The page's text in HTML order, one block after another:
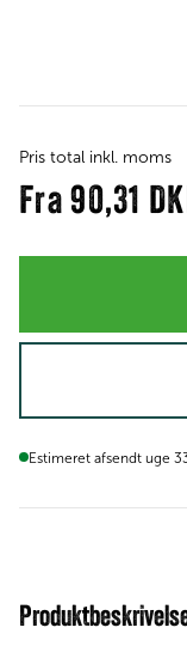
Pris total inkl. moms
Fra 90,31
Estimeret afsendt uge